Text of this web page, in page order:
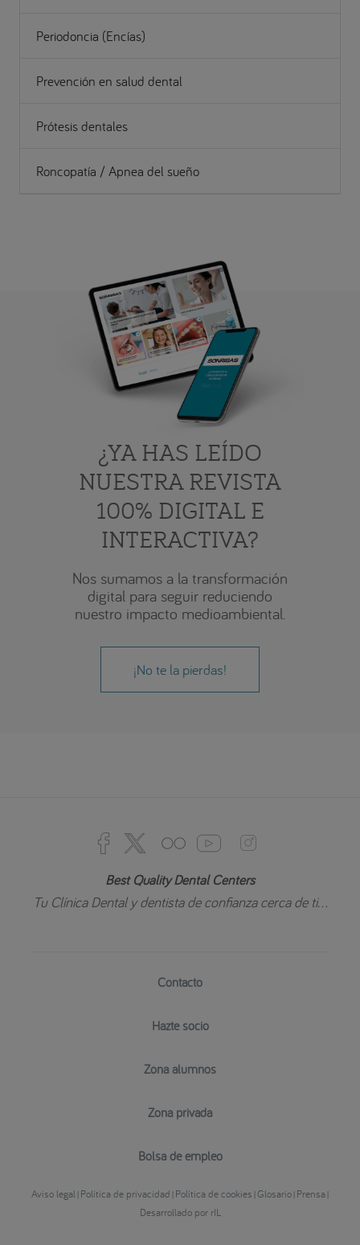
Periodoncia (Encías)
Prevención en salud dental
Prótesis dentales
Roncopatía / Apnea del sueño
¿YA HAS LEÍDO
NUESTRA REVISTA
100% DIGITAL E
INTERACTIVA?
Nos sumamos a la transformación
digital para seguir reduciendo
nuestro impacto medioambiental.
¡No te la pierdas!
Best Quality Dental Centers
Tu Clínica Dental y dentista de confianza cerca de ti...
Contacto
Hazte socio
Zona alumnos
Zona privada
Bolsa de empleo
Aviso legal | Política de privacidad | Política de cookies |Glosario | Prensa |
Desarrollado por rIL